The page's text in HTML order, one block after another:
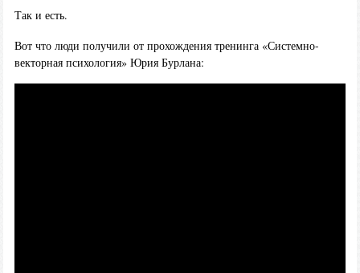
Так и есть.
Вот что люди получили от прохождения тренинга «Системно-
векторная психология» Юрия Бурлана: